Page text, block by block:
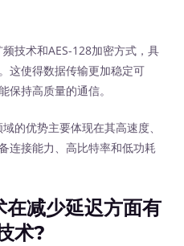
技术和AES-128加密方式，具
这使得数据传输更加稳定可
保持高质量的通信。
优势主要体现在其高速度、
连接能力、高比特率和低功耗
减少延迟方面有
术?